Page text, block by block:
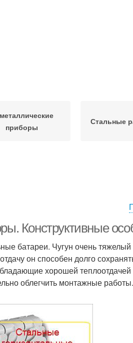
приборы
Стальные
Конструктивные
батареи. Чугун очень
он способен долго
хорошей теплоотдачей
облегчить монтажные работы.